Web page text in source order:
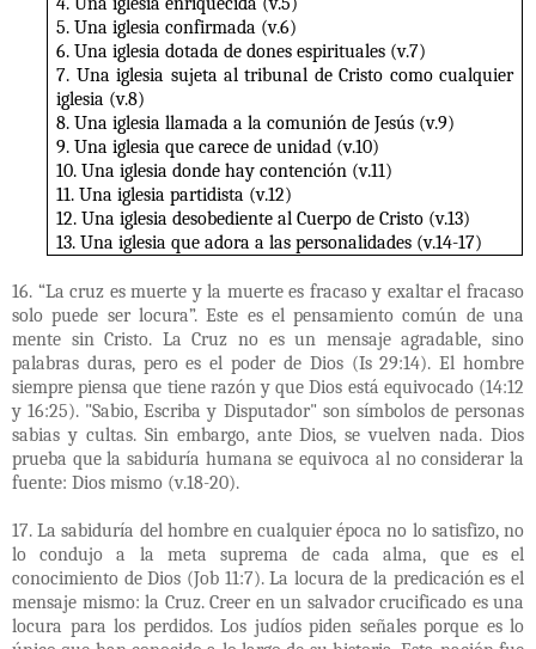
5. Una iglesia confirmada (v.6)
6. Una iglesia dotada de dones espirituales (v.7)
7. Una iglesia sujeta al tribunal de Cristo como cualquier
iglesia (v.8)
8. Una iglesia llamada a la comunión de Jesús (v.9)
9. Una iglesia que carece de unidad (v.10)
10. Una iglesia donde hay contención (v.11)
11. Una iglesia partidista (v.12)
12. Una iglesia desobediente al Cuerpo de Cristo (v.13)
13. Una iglesia que adora a las personalidades (v.14-17)
16. “La cruz es muerte y la muerte es fracaso y exaltar el fracaso
solo puede ser locura”. Este es el pensamiento común de una
mente sin Cristo. La Cruz no es un mensaje agradable, sino
palabras duras, pero es el poder de Dios (Is 29:14). El hombre
siempre piensa que tiene razón y que Dios está equivocado (14:12
y 16:25). "Sabio, Escriba y Disputador" son símbolos de personas
sabias y cultas. Sin embargo, ante Dios, se vuelven nada. Dios
prueba que la sabiduría humana se equivoca al no considerar la
fuente: Dios mismo (v.18-20).
17. La sabiduría del hombre en cualquier época no lo satisfizo, no
lo condujo a la meta suprema de cada alma, que es el
conocimiento de Dios (Job 11:7). La locura de la predicación es el
mensaje mismo: la Cruz. Creer en un salvador crucificado es una
locura para los perdidos. Los judíos piden señales porque es lo